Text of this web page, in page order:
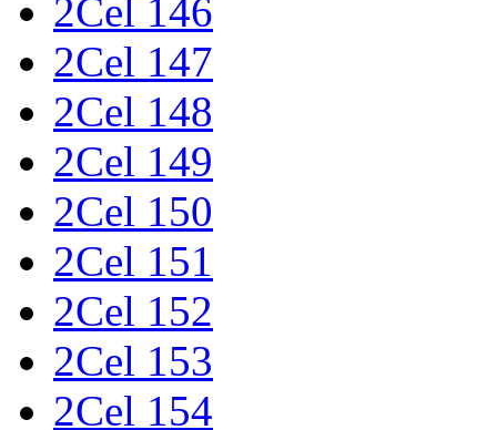
2Cel 146
2Cel 147
2Cel 148
2Cel 149
2Cel 150
2Cel 151
2Cel 152
2Cel 153
2Cel 154